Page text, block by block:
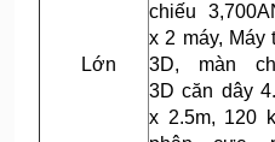
Lớn
chiếu
x 2 máy, Máy
3D, màn
3D căn dây
x 2.5m, 120